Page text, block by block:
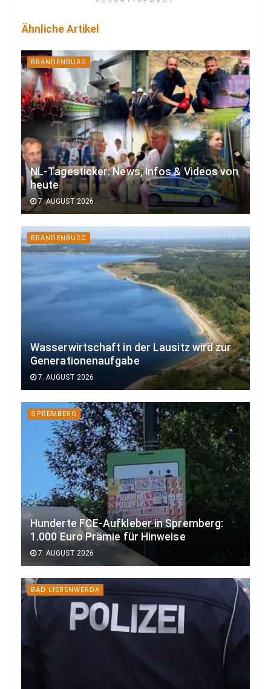
Ähnliche Artikel
BRANDENBURG
NL-Tagesticker: News, Infos & Videos von
heute
7. AUGUST 2026
BRANDENBURG
Wasserwirtschaft in der Lausitz wird zur
Generationenaufgabe
7. AUGUST 2026
SPREMBERG
Hunderte FCE-Aufkleber in Spremberg:
1.000 Euro Prämie für Hinweise
7. AUGUST 2026
BAD LIEBENWERDA